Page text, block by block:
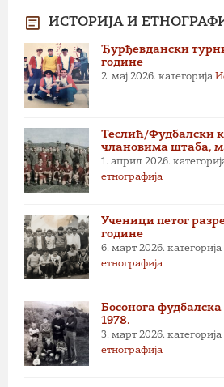
ИСТОРИЈА И
Ђурђевдански
године
2. мај 2026. категорија
Теслић/Фудбалски
члановима штаба,
1. април 2026.
етнографија
Ученици петог
године
6. март 2026. категорија
етнографија
Босонога фудбалска
1978.
3. март 2026. категорија
етнографија